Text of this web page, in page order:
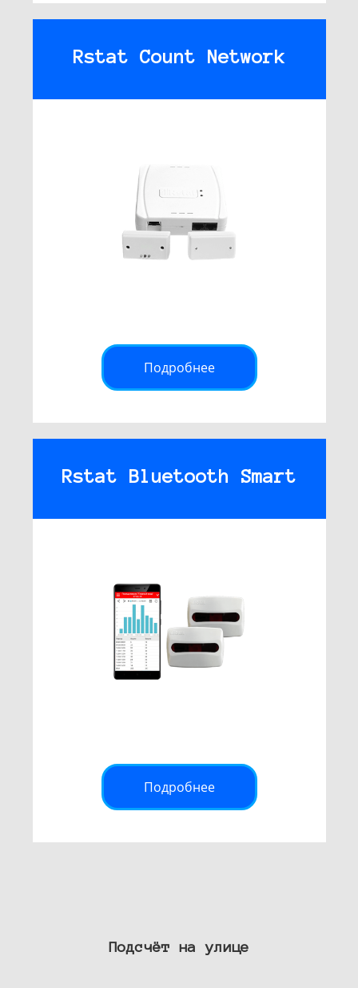
Rstat Count Network
Подробнее
Rstat Bluetooth Smart
Подробнее
Подсчёт на улице